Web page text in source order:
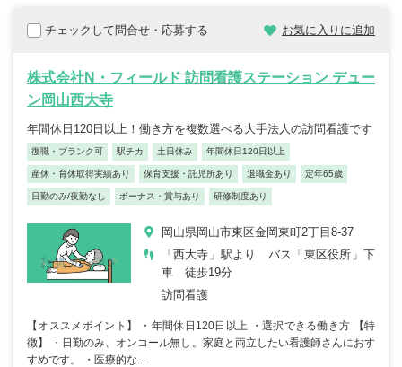
チェックして問合せ・応募する お気に入りに追加
株式会社N・フィールド 訪問看護ステーション デュー
ン岡山西大寺
年間休日120日以上！働き方を複数選べる大手法人の訪問看護です
復職・ブランク可 駅チカ 土日休み 年間休日120日以上
産休・育休取得実績あり 保育支援・託児所あり 退職金あり 定年65歳
日勤のみ/夜勤なし ボーナス・賞与あり 研修制度あり
岡山県岡山市東区金岡東町2丁目8-37
「西大寺」駅より バス「東区役所」下
車 徒歩19分
訪問看護
【オススメポイント】 ・年間休日120日以上 ・選択できる働き方 【特
徴】 ・日勤のみ、オンコール無し。家庭と両立したい看護師さんにおす
すめです。 ・医療的な...